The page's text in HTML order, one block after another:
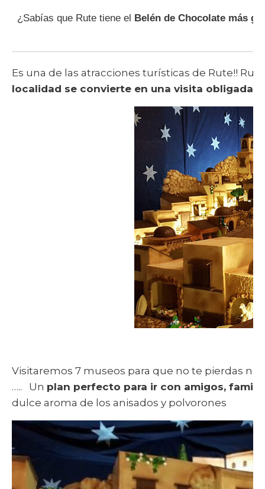
¿Sabías que Rute tiene el Belén de Chocolatemás
Es una de las atracciones turísticas de Rute!!
localidad se convierte en una visita obligada
Visitaremos 7 museos para que no te pierdas
….. Un plan perfecto para ir con amigos,
dulce aroma de los anisados y polvorones